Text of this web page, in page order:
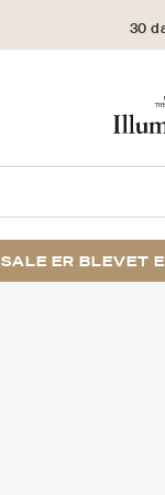
30
SALE ER BLEVET